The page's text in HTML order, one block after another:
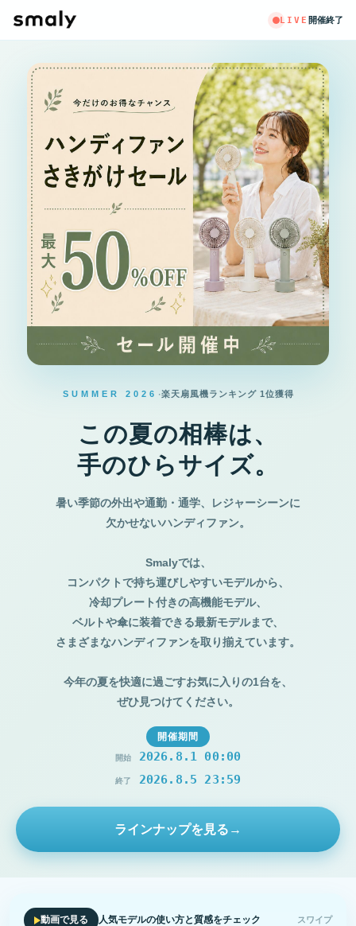
LIVE 開催終了
SUMMER 2026 ·楽天扇風機ランキング 1位獲得
この夏の相棒は、
手のひらサイズ。
暑い季節の外出や通勤・通学、レジャーシーンに
欠かせないハンディファン。
Smalyでは、
コンパクトで持ち運びしやすいモデルから、
冷却プレート付きの高機能モデル、
ベルトや傘に装着できる最新モデルまで、
さまざまなハンディファンを取り揃えています。
今年の夏を快適に過ごすお気に入りの1台を、
ぜひ見つけてください。
開催期間
開始 2026.8.1 00:00
終了 2026.8.5 23:59
ラインナップを見る →
動画で見る 人気モデルの使い方と質感をチェック スワイプ